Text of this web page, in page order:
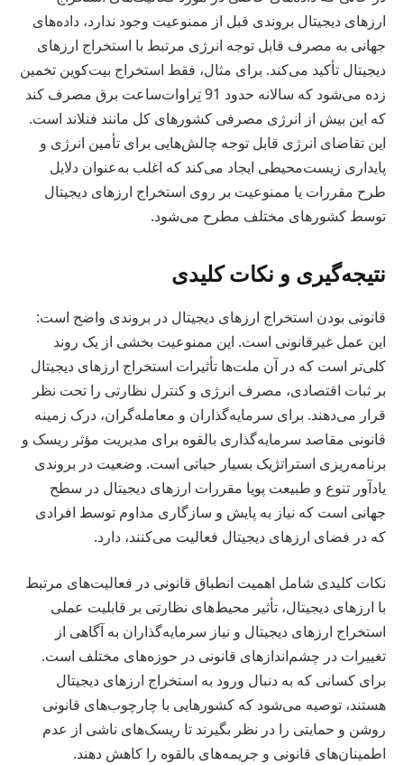
ارزهای دیجیتال بروندی قبل از ممنوعیت وجود ندارد، داده‌های
جهانی به مصرف قابل توجه انرژی مرتبط با استخراج ارزهای
دیجیتال تأکید می‌کند. برای مثال، فقط استخراج بیت‌کوین تخمین
زده می‌شود که سالانه حدود 91 تِراوات‌ساعت برق مصرف کند
که این بیش از انرژی مصرفی کشورهای کل مانند فنلاند است.
این تقاضای انرژی قابل توجه چالش‌هایی برای تأمین انرژی و
پایداری زیست‌محیطی ایجاد می‌کند که اغلب به‌عنوان دلایل
طرح مقررات یا ممنوعیت بر روی استخراج ارزهای دیجیتال
توسط کشورهای مختلف مطرح می‌شود.
نتیجه‌گیری و نکات کلیدی
قانونی بودن استخراج ارزهای دیجیتال در بروندی واضح است:
این عمل غیرقانونی است. این ممنوعیت بخشی از یک روند
کلی‌تر است که در آن ملت‌ها تأثیرات استخراج ارزهای دیجیتال
بر ثبات اقتصادی، مصرف انرژی و کنترل نظارتی را تحت نظر
قرار می‌دهند. برای سرمایه‌گذاران و معامله‌گران، درک زمینه
قانونی مقاصد سرمایه‌گذاری بالقوه برای مدیریت مؤثر ریسک و
برنامه‌ریزی استراتژیک بسیار حیاتی است. وضعیت در بروندی
یادآور تنوع و طبیعت پویا مقررات ارزهای دیجیتال در سطح
جهانی است که نیاز به پایش و سازگاری مداوم توسط افرادی
که در فضای ارزهای دیجیتال فعالیت می‌کنند، دارد.
نکات کلیدی شامل اهمیت انطباق قانونی در فعالیت‌های مرتبط
با ارزهای دیجیتال، تأثیر محیط‌های نظارتی بر قابلیت عملی
استخراج ارزهای دیجیتال و نیاز سرمایه‌گذاران به آگاهی از
تغییرات در چشم‌اندازهای قانونی در حوزه‌های مختلف است.
برای کسانی که به دنبال ورود به استخراج ارزهای دیجیتال
هستند، توصیه می‌شود که کشورهایی با چارچوب‌های قانونی
روشن و حمایتی را در نظر بگیرند تا ریسک‌های ناشی از عدم
اطمینان‌های قانونی و جریمه‌های بالقوه را کاهش دهند.